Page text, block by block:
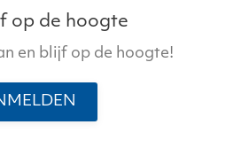
optie
gekozen
worden
op
op de hoogte
en blijf op de hoogte!